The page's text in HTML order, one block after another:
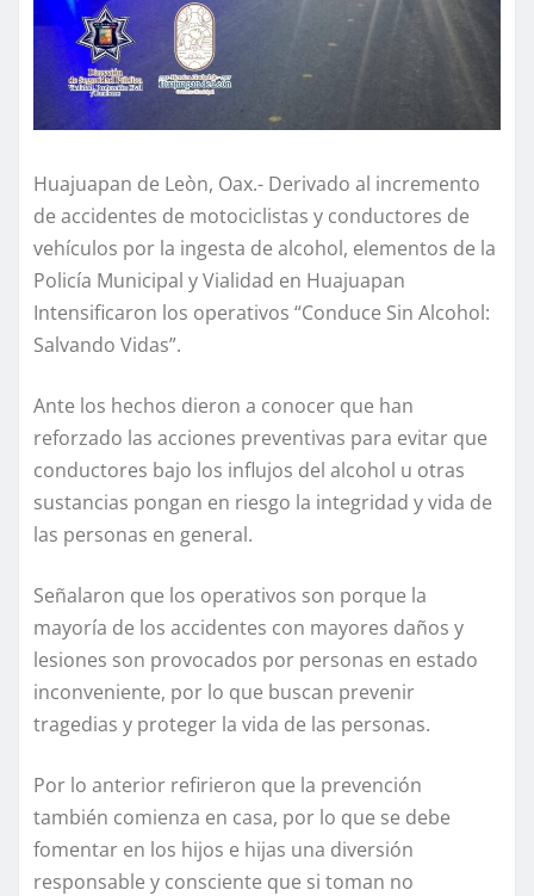
Huajuapan de Leòn, Oax.- Derivado al incremento
de accidentes de motociclistas y conductores de
vehículos por la ingesta de alcohol, elementos de la
Policía Municipal y Vialidad en Huajuapan
Intensificaron los operativos “Conduce Sin Alcohol:
Salvando Vidas”.
Ante los hechos dieron a conocer que han
reforzado las acciones preventivas para evitar que
conductores bajo los influjos del alcohol u otras
sustancias pongan en riesgo la integridad y vida de
las personas en general.
Señalaron que los operativos son porque la
mayoría de los accidentes con mayores daños y
lesiones son provocados por personas en estado
inconveniente, por lo que buscan prevenir
tragedias y proteger la vida de las personas.
Por lo anterior refirieron que la prevención
también comienza en casa, por lo que se debe
fomentar en los hijos e hijas una diversión
responsable y consciente que si toman no